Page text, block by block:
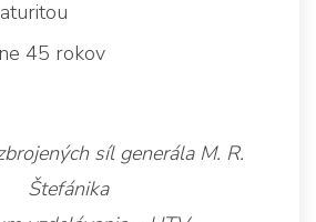
45 rokov
síl generála M. R.
Štefánika